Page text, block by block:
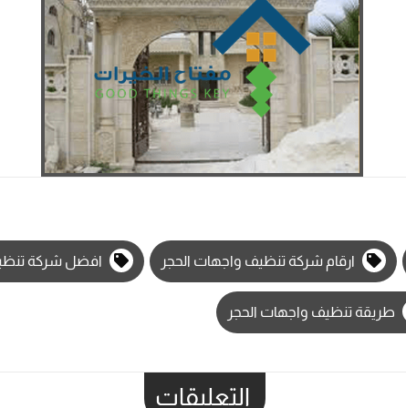
ارقام شركة تنظيف واجهات الحجر افضل شركة
طريقة تنظيف واجهات الحجر
التعليقات